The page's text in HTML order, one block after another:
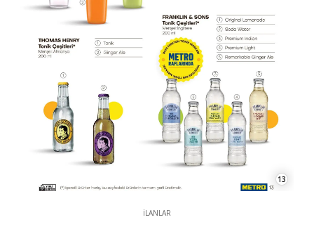
13
İLANLAR